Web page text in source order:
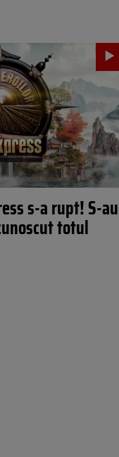
s-a rupt! S-au
totul